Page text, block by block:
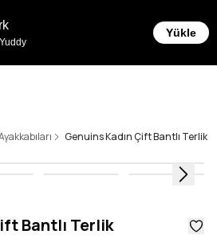
Yükle
Genuins Kadın Çift Bantlı Terlik
Bantlı Terlik